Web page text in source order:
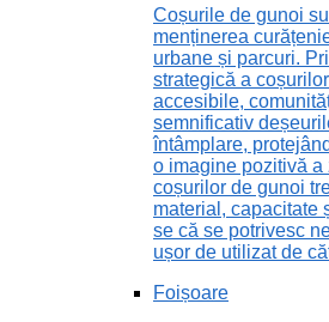
Coșurile de gunoi
menținerea
urbane și parcuri.
strategică a
accesibile,
semnificativ
întâmplare,
o imagine pozitivă a
coșurilor de gunoi
material, capacitate
se că se potrivesc
ușor de utilizat de
Foișoare